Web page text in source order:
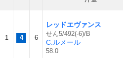
1 4 6
レッドエヴァンス
せん5/492(-6)/B
C.ルメール
58.0